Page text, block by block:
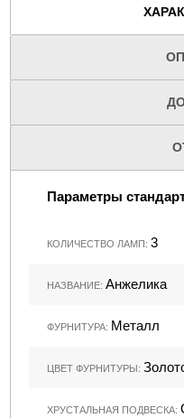
Параметры
КОЛИЧЕСТВО ЛАМП:3
НАЗВАНИЕ:Анжелика
ФУРНИТУРА: Металл
ЦВЕТ ФУРНИТУРЫ:
ХРУСТАЛЬНАЯ ПОДВЕСКА: